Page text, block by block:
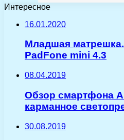
Интересное
16.01.2020
Младшая
PadFone mini 4.3
08.04.2019
Обзор смартфона
карманное
30.08.2019